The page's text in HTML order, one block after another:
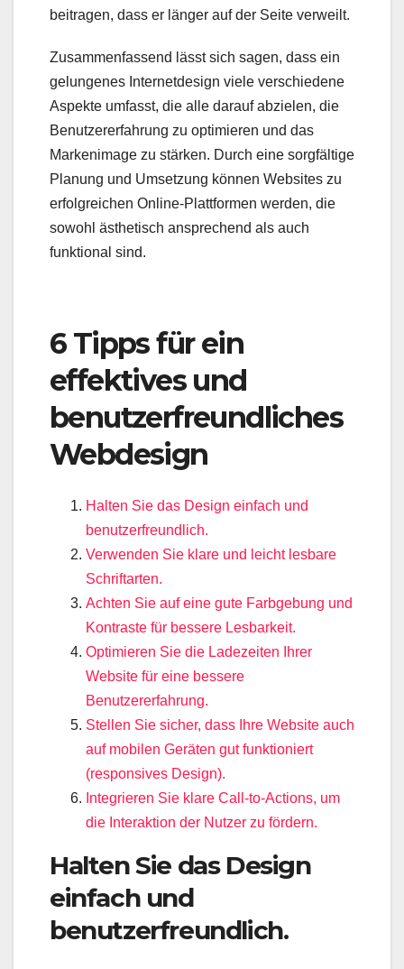
beitragen, dass er länger auf der Seite verweilt.
Zusammenfassend lässt sich sagen, dass ein
gelungenes Internetdesign viele verschiedene
Aspekte umfasst, die alle darauf abzielen, die
Benutzererfahrung zu optimieren und das
Markenimage zu stärken. Durch eine sorgfältige
Planung und Umsetzung können Websites zu
erfolgreichen Online-Plattformen werden, die
sowohl ästhetisch ansprechend als auch
funktional sind.
6 Tipps für ein
effektives und
benutzerfreundliches
Webdesign
Halten Sie das Design einfach und
benutzerfreundlich.
Verwenden Sie klare und leicht lesbare
Schriftarten.
Achten Sie auf eine gute Farbgebung und
Kontraste für bessere Lesbarkeit.
Optimieren Sie die Ladezeiten Ihrer
Website für eine bessere
Benutzererfahrung.
Stellen Sie sicher, dass Ihre Website auch
auf mobilen Geräten gut funktioniert
(responsives Design).
Integrieren Sie klare Call-to-Actions, um
die Interaktion der Nutzer zu fördern.
Halten Sie das Design
einfach und
benutzerfreundlich.